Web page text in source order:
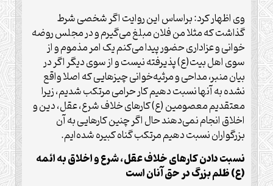
وی اظهار کرد: براساس این روایت اگر شخصی شرط
گذاشت که مثلا من فلان مبلغ می‌گیرم و در مجلس روضه
خوانی و عزاداری حضور پیدا می‌کنم یک امر مذموم و از
سوی اهل بیت(ع) پذیرفته نیست و از سوی دیگر اگر در
بیان منبر، مداحی و مرثیه‌خوانی چیزهایی که اصلا واقع
نشده به آنها نسبت دهیم کار حرامی مرتکب شدیم، زیرا
معتقدیم معصومین (ع) کارهای خلاف شرع‌، عقل، دین و
اخلاق انجام نمی‌دهند حال اگر چنین کارهایی به آن
بزرگواران نسبت دهیم مرتکب گناه کبیره شده‌ایم.
نسبت دادن کارهای خلاف عقل‌،‌ شرع و اخلاق به ائمه
(ع) ظلم بزرگ در حق آنان است